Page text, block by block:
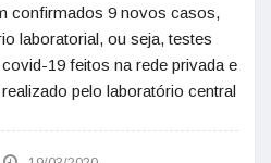
confirmados 9 novos casos,
laboratorial, ou seja, testes
19 feitos na rede privada e
pelo laboratório central